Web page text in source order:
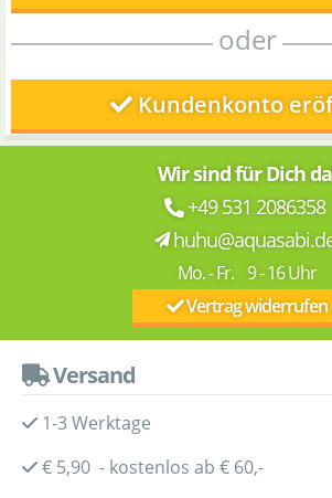
oder
Kundenkonto
Wir sind für Dich
+49 531 2086358
Mo. - Fr. 9 - 16 Uhr
Vertrag widerrufen
Versand
1-3 Werktage
€ 5,90 - kostenlos ab € 60,-